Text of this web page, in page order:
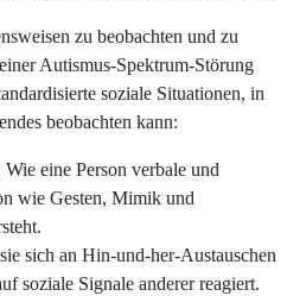
zu beobachten und zu
Autismus-Spektrum-Störung
soziale Situationen, in
beobachten kann:
Wie eine Person verbale und
wie Gesten, Mimik und
sich an Hin-und-her-Austauschen
soziale Signale anderer reagiert.